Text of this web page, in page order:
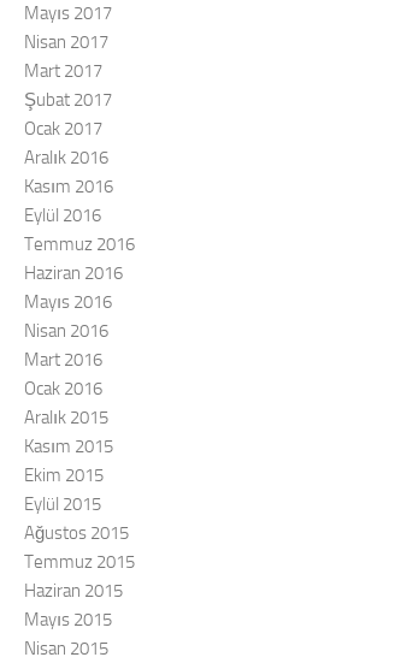
Mayıs 2017
Nisan 2017
Mart 2017
Şubat 2017
Ocak 2017
Aralık 2016
Kasım 2016
Eylül 2016
Temmuz 2016
Haziran 2016
Mayıs 2016
Nisan 2016
Mart 2016
Ocak 2016
Aralık 2015
Kasım 2015
Ekim 2015
Eylül 2015
Ağustos 2015
Temmuz 2015
Haziran 2015
Mayıs 2015
Nisan 2015